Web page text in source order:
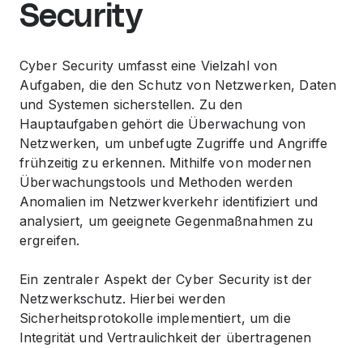
Security
Cyber Security umfasst eine Vielzahl von
Aufgaben, die den Schutz von Netzwerken, Daten
und Systemen sicherstellen. Zu den
Hauptaufgaben gehört die Überwachung von
Netzwerken, um unbefugte Zugriffe und Angriffe
frühzeitig zu erkennen. Mithilfe von modernen
Überwachungstools und Methoden werden
Anomalien im Netzwerkverkehr identifiziert und
analysiert, um geeignete Gegenmaßnahmen zu
ergreifen.
Ein zentraler Aspekt der Cyber Security ist der
Netzwerkschutz. Hierbei werden
Sicherheitsprotokolle implementiert, um die
Integrität und Vertraulichkeit der übertragenen